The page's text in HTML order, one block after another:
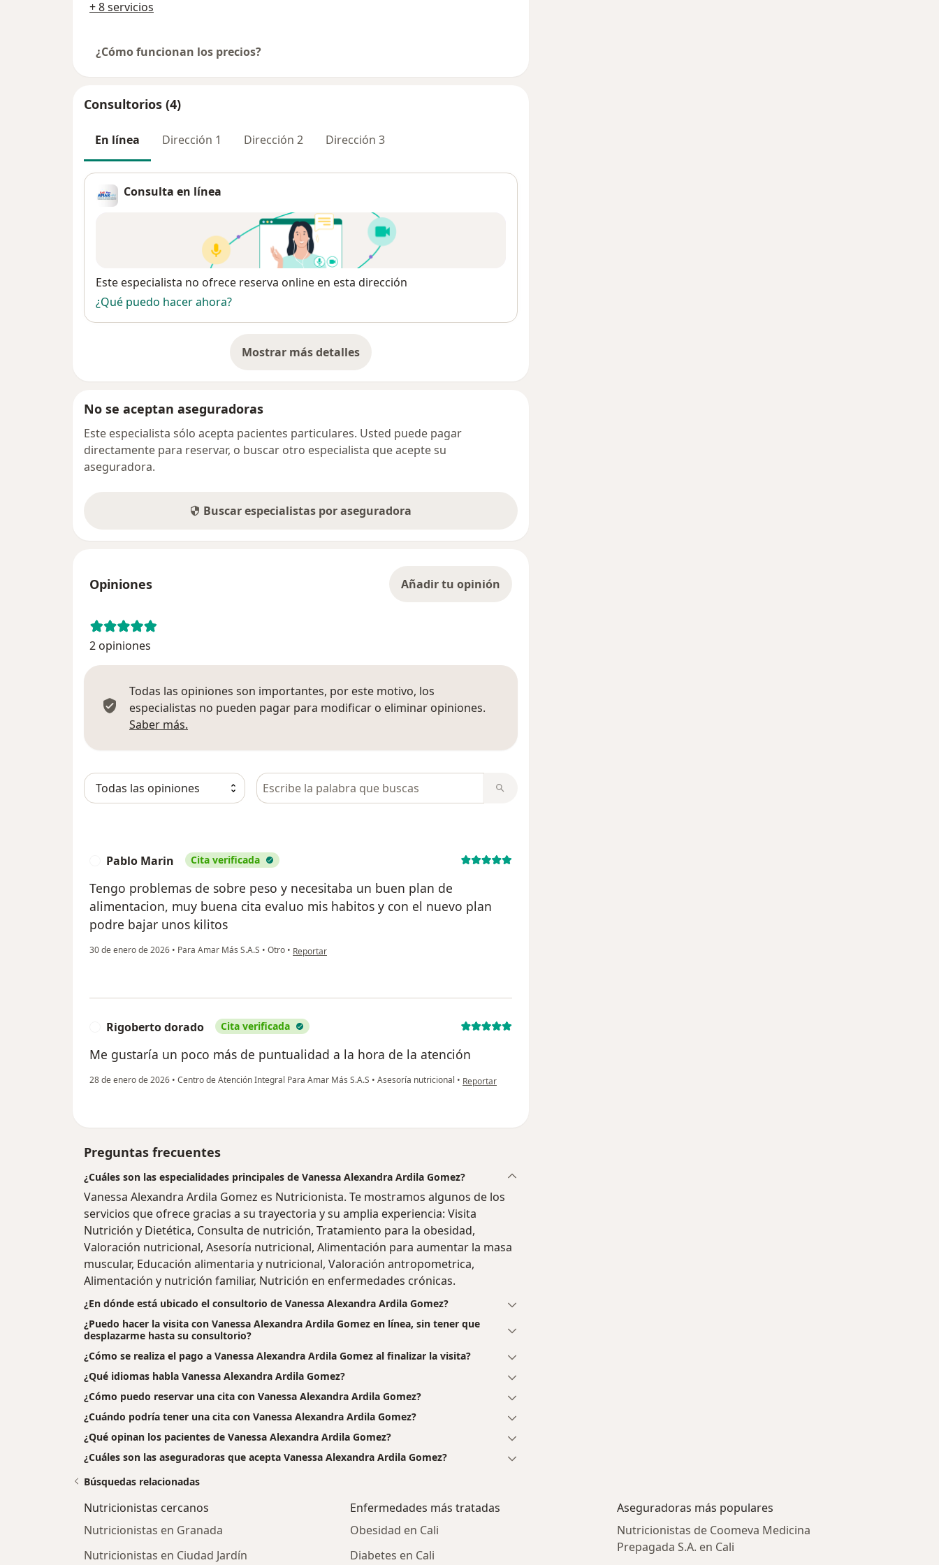
+ 8 servicios
¿Cómo funcionan los precios?
Consultorios (4)
En línea Dirección 1 Dirección 2 Dirección 3
Consulta en línea
Disponibilidad
Este especialista no ofrece reserva online en esta dirección
¿Qué puedo hacer ahora?
Mostrar más detalles
sobre la dirección
No se aceptan aseguradoras
Este especialista sólo acepta pacientes particulares. Usted puede pagar
directamente para reservar, o buscar otro especialista que acepte su
aseguradora.
Buscar especialistas por aseguradora
Opiniones Añadir tu opinión
2 opiniones
Todas las opiniones son importantes, por este motivo, los
especialistas no pueden pagar para modificar o eliminar opiniones.
Saber más.
Busca en opiniones
Pablo Marin Cita verificada
Tengo problemas de sobre peso y necesitaba un buen plan de
alimentacion, muy buena cita evaluo mis habitos y con el nuevo plan
podre bajar unos kilitos
30 de enero de 2026 • Para Amar Más S.A.S • Otro • en opinión del usuario Pablo Marin
Reportar
Rigoberto dorado Cita verificada
Me gustaría un poco más de puntualidad a la hora de la atención
28 de enero de 2026 • Centro de Atención Integral Para Amar Más S.A.S • Asesoría nutricional • en opinión del usuario Rigoberto dorado
Reportar
Preguntas frecuentes
¿Cuáles son las especialidades principales de Vanessa Alexandra Ardila Gomez?
Vanessa Alexandra Ardila Gomez es Nutricionista. Te mostramos algunos de los
servicios que ofrece gracias a su trayectoria y su amplia experiencia: Visita
Nutrición y Dietética, Consulta de nutrición, Tratamiento para la obesidad,
Valoración nutricional, Asesoría nutricional, Alimentación para aumentar la masa
muscular, Educación alimentaria y nutricional, Valoración antropometrica,
Alimentación y nutrición familiar, Nutrición en enfermedades crónicas.
¿En dónde está ubicado el consultorio de Vanessa Alexandra Ardila Gomez?
¿Puedo hacer la visita con Vanessa Alexandra Ardila Gomez en línea, sin tener que
desplazarme hasta su consultorio?
¿Cómo se realiza el pago a Vanessa Alexandra Ardila Gomez al finalizar la visita?
¿Qué idiomas habla Vanessa Alexandra Ardila Gomez?
¿Cómo puedo reservar una cita con Vanessa Alexandra Ardila Gomez?
¿Cuándo podría tener una cita con Vanessa Alexandra Ardila Gomez?
¿Qué opinan los pacientes de Vanessa Alexandra Ardila Gomez?
¿Cuáles son las aseguradoras que acepta Vanessa Alexandra Ardila Gomez?
Búsquedas relacionadas
Nutricionistas cercanos
Nutricionistas en Granada
Nutricionistas en Ciudad Jardín
Enfermedades más tratadas
Obesidad en Cali
Diabetes en Cali
Aseguradoras más populares
Nutricionistas de Coomeva Medicina
Prepagada S.A. en Cali